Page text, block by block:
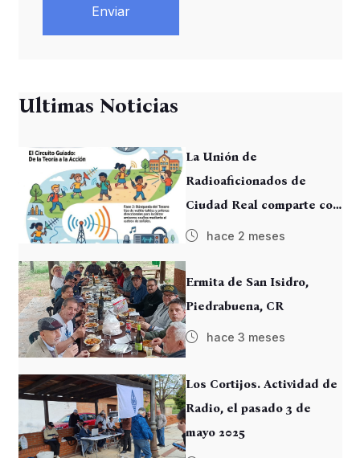
Enviar
Ultimas Noticias
La Unión de
Radioaficionados de
Ciudad Real comparte con
el Colegio Miguel de
radio. “Ondas que unen el
mundo”
hace 2 meses
Ermita de San Isidro,
Piedrabuena, CR
hace 3 meses
Los Cortijos. Actividad de
Radio, el pasado 3 de
mayo 2025